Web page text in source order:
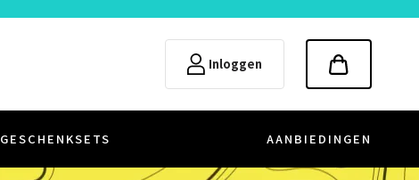
Inloggen
GESCHENKSETS AANBIEDINGEN